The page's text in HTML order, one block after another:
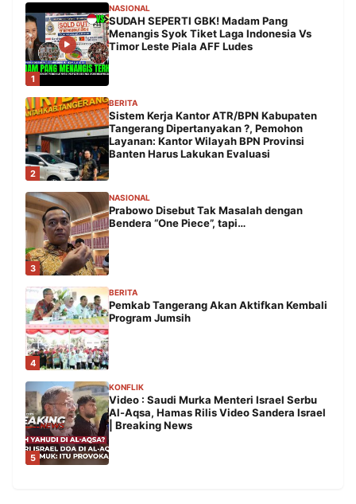
1
NASIONAL
SUDAH SEPERTI GBK! Madam Pang
Menangis Syok Tiket Laga Indonesia Vs
Timor Leste Piala AFF Ludes
2
BERITA
Sistem Kerja Kantor ATR/BPN Kabupaten
Tangerang Dipertanyakan ?, Pemohon
Layanan: Kantor Wilayah BPN Provinsi
Banten Harus Lakukan Evaluasi
3
NASIONAL
Prabowo Disebut Tak Masalah dengan
Bendera “One Piece”, tapi…
4
BERITA
Pemkab Tangerang Akan Aktifkan Kembali
Program Jumsih
5
KONFLIK
Video : Saudi Murka Menteri Israel Serbu
Al-Aqsa, Hamas Rilis Video Sandera Israel
| Breaking News